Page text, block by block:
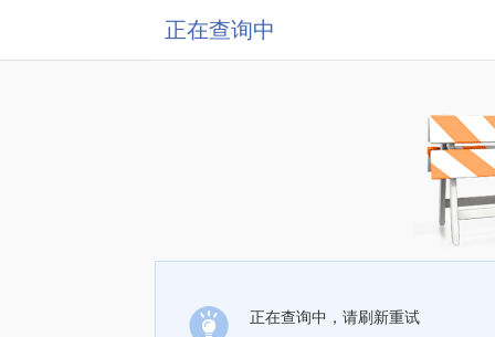
正在查询中
正在查询中，请刷新重试